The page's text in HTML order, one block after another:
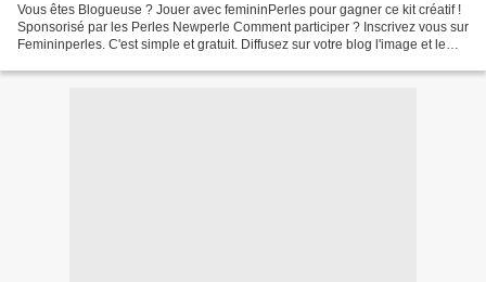
Vous êtes Blogueuse ? Jouer avec femininPerles pour gagner ce kit créatif !
Sponsorisé par les Perles Newperle Comment participer ? Inscrivez vous sur
Femininperles. C'est simple et gratuit. Diffusez sur votre blog l'image et le